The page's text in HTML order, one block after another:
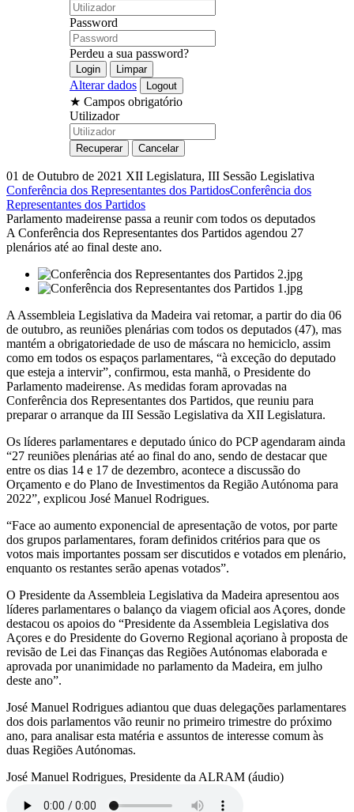
Password
Perdeu a sua password?
Alterar dados
★ Campos obrigatório
Utilizador
01 de Outubro de 2021 XII Legislatura, III Sessão Legislativa
Conferência dos Representantes dos PartidosConferência dos
Representantes dos Partidos
Parlamento madeirense passa a reunir com todos os deputados
A Conferência dos Representantes dos Partidos agendou 27
plenários até ao final deste ano.
A Assembleia Legislativa da Madeira vai retomar, a partir do dia 06
de outubro, as reuniões plenárias com todos os deputados (47), mas
mantém a obrigatoriedade de uso de máscara no hemiciclo, assim
como em todos os espaços parlamentares, “à exceção do deputado
que esteja a intervir”, confirmou, esta manhã, o Presidente do
Parlamento madeirense. As medidas foram aprovadas na
Conferência dos Representantes dos Partidos, que reuniu para
preparar o arranque da III Sessão Legislativa da XII Legislatura.
Os líderes parlamentares e deputado único do PCP agendaram ainda
“27 reuniões plenárias até ao final do ano, sendo de destacar que
entre os dias 14 e 17 de dezembro, acontece a discussão do
Orçamento e do Plano de Investimentos da Região Autónoma para
2022”, explicou José Manuel Rodrigues.
“Face ao aumento exponencial de apresentação de votos, por parte
dos grupos parlamentares, foram definidos critérios para que os
votos mais importantes possam ser discutidos e votados em plenário,
enquanto os restantes serão apenas votados”.
O Presidente da Assembleia Legislativa da Madeira apresentou aos
líderes parlamentares o balanço da viagem oficial aos Açores, donde
destacou os apoios do “Presidente da Assembleia Legislativa dos
Açores e do Presidente do Governo Regional açoriano à proposta de
revisão de Lei das Finanças das Regiões Autónomas elaborada e
aprovada por unanimidade no parlamento da Madeira, em julho
deste ano”.
José Manuel Rodrigues adiantou que duas delegações parlamentares
dos dois parlamentos vão reunir no primeiro trimestre do próximo
ano, para analisar esta matéria e assuntos de interesse comum às
duas Regiões Autónomas.
José Manuel Rodrigues, Presidente da ALRAM (áudio)